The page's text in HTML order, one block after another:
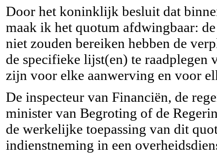
Door het koninklijk besluit dat
maak ik het quotum afdwingbaar:
niet zouden bereiken hebben de
de specifieke lijst(en) te raadplegen
zijn voor elke aanwerving en voor
De inspecteur van Financiën, de
minister van Begroting of de
de werkelijke toepassing van dit
indienstneming in een